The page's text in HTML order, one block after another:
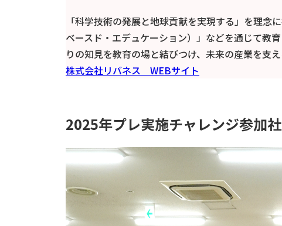
「科学技術の発展と地球貢献を実現する」を理
ベースド・エデュケーション）」などを通じて教
りの知見を教育の場と結びつけ、未来の産業を支
株式会社リバネス WEBサイト
2025年プレ実施チャレンジ参加